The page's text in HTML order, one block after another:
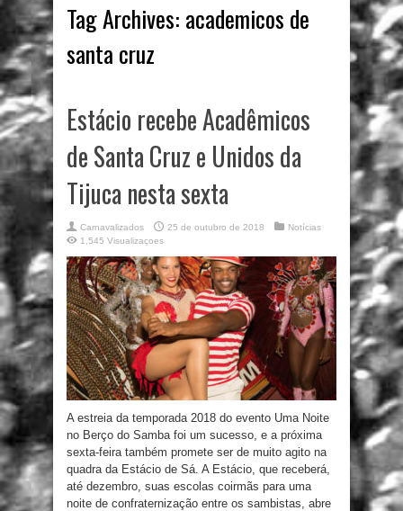
Tag Archives: academicos de
santa cruz
Estácio recebe Acadêmicos
de Santa Cruz e Unidos da
Tijuca nesta sexta
Carnavalizados 25 de outubro de 2018
Notícias
1,545 Visualizaçoes
A estreia da temporada 2018 do evento Uma Noite
no Berço do Samba foi um sucesso, e a próxima
sexta-feira também promete ser de muito agito na
quadra da Estácio de Sá. A Estácio, que receberá,
até dezembro, suas escolas coirmãs para uma
noite de confraternização entre os sambistas, abre